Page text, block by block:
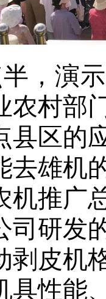
半，演
农村部
县区的
去雄机
机推广
司研发
剥皮机
具性能